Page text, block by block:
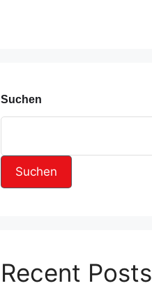
Suchen
Suchen
Recent Posts